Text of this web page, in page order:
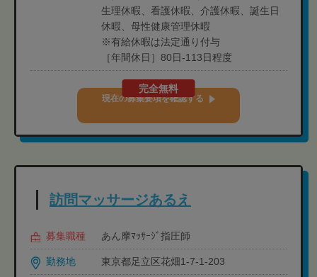
生理休暇、看護休暇、介護休暇、誕生日
休暇、母性健康管理休暇
※有給休暇は法定通り付与
［年間休日］80日-113日程度
完全無料
現在の募集要項を確認する
訪問マッサージあるえ
募集職種 あん摩ﾏｯｻｰｼﾞ指圧師
勤務地 東京都足立区花畑1-7-1-203